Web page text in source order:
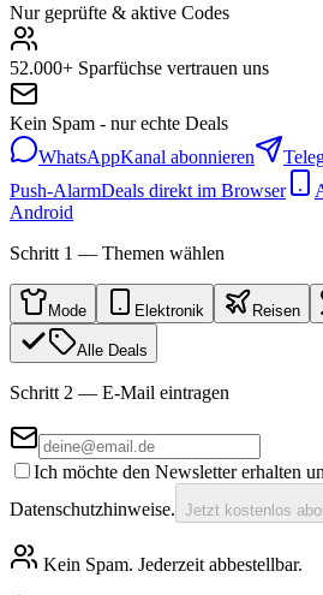
Nur geprüfte & aktive Codes
52.000+ Sparfüchse vertrauen uns
Kein Spam - nur echte Deals
WhatsAppKanal abonnieren
Push-AlarmDeals direkt im Browser
Android
Schritt 1 — Themen wählen
Mode Elektronik Reisen
Alle Deals
Schritt 2 — E-Mail eintragen
Ich möchte den Newsletter erhalten
Datenschutzhinweise. Jetzt kostenlos
Kein Spam. Jederzeit abbestellbar.